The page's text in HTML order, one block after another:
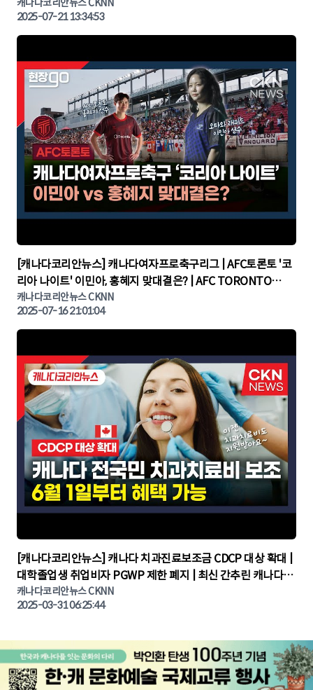
나다뉴스 | 토론토뉴스
캐나다코리안뉴스 CKNN
2025-07-21 13:34:53
▶
[캐나다코리안뉴스] 캐나다여자프로축구리그 | AFC토론토 '코
리아 나이트' 이민아, 홍혜지 맞대결은? | AFC TORONTO
KOREA NIGHT | 캐나다뉴스 | 토론토뉴스
캐나다코리안뉴스 CKNN
2025-07-16 21:01:04
▶
[캐나다코리안뉴스] 캐나다 치과진료보조금 CDCP 대상 확대 |
대학졸업생 취업비자 PGWP 제한 폐지 | 최신 간추린 캐나다뉴
스 | CKNNEWS | 캐나다뉴스 | 토론토뉴스
캐나다코리안뉴스 CKNN
2025-03-31 06:25:44